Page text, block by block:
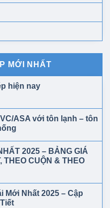
MỚI NHẤT
hiện nay
ASA với tôn lạnh – tôn
2025 – BẢNG GIÁ
THEO CUỘN & THEO
Mới Nhất 2025 – Cập